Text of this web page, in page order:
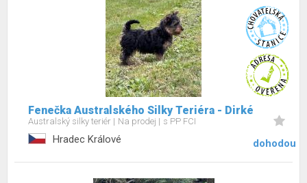
Fenečka Australského Silky Teriéra - Dirké
Australský silky teriér Na prodej s PP FCI
Hradec Králové dohodou